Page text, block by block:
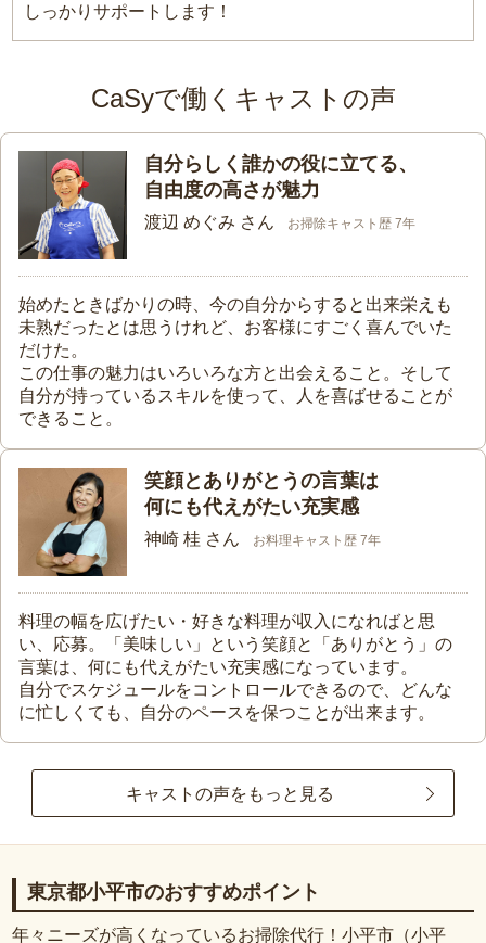
しっかりサポートします！
CaSyで働くキャストの声
自分らしく誰かの役に立てる、
自由度の高さが魅力
渡辺 めぐみ さん お掃除キャスト歴 7年
始めたときばかりの時、今の自分からすると出来栄えも
未熟だったとは思うけれど、お客様にすごく喜んでいた
だけた。
この仕事の魅力はいろいろな方と出会えること。そして
自分が持っているスキルを使って、人を喜ばせることが
できること。
笑顔とありがとうの言葉は
何にも代えがたい充実感
神崎 桂 さん お料理キャスト歴 7年
料理の幅を広げたい・好きな料理が収入になればと思
い、応募。「美味しい」という笑顔と「ありがとう」の
言葉は、何にも代えがたい充実感になっています。
自分でスケジュールをコントロールできるので、どんな
に忙しくても、自分のペースを保つことが出来ます。
キャストの声をもっと見る
東京都小平市のおすすめポイント
年々ニーズが高くなっているお掃除代行！小平市（小平